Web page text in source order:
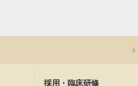
採用・臨床研修